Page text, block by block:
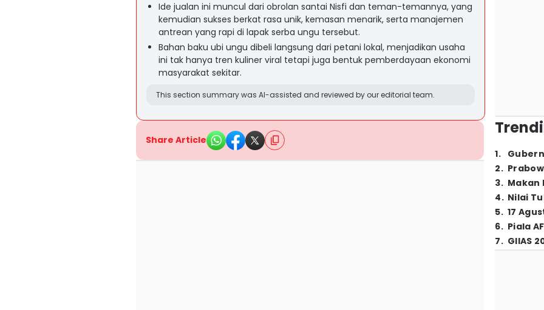
Ide jualan ini muncul dari obrolan santai Nisfi dan teman-temannya, yang
kemudian sukses berkat rasa unik, kemasan menarik, serta manajemen
antrean yang rapi di lapak serba ungu tersebut.
Bahan baku ubi ungu dibeli langsung dari petani lokal, menjadikan usaha
ini tak hanya tren kuliner viral tetapi juga bentuk pemberdayaan ekonomi
masyarakat sekitar.
This section summary was AI-assisted and reviewed by our editorial team.
Share Article
1.
2.
3. Makan
4. Nilai
5. 17
6. Piala
7. GIIAS